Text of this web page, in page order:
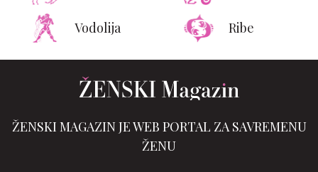
Vodolija Ribe
ŽENSKI MAGAZIN JE WEB PORTAL ZA SAVREMENU
ŽENU